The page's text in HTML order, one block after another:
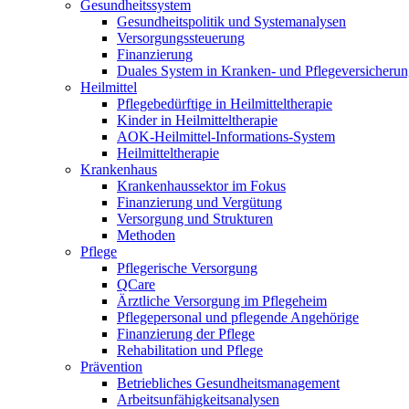
Gesundheitssystem
Gesundheitspolitik und Systemanalysen
Versorgungssteuerung
Finanzierung
Duales System in Kranken- und
Heilmittel
Pflegebedürftige in Heilmitteltherapie
Kinder in Heilmitteltherapie
AOK-Heilmittel-Informations-System
Heilmitteltherapie
Krankenhaus
Krankenhaussektor im Fokus
Finanzierung und Vergütung
Versorgung und Strukturen
Methoden
Pflege
Pflegerische Versorgung
QCare
Ärztliche Versorgung im Pflegeheim
Pflegepersonal und pflegende Angehörige
Finanzierung der Pflege
Rehabilitation und Pflege
Prävention
Betriebliches Gesundheitsmanagement
Arbeitsunfähigkeitsanalysen